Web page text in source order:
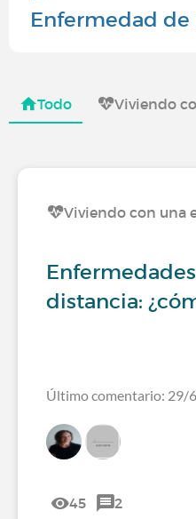
Enfermedad de
Todo Viviendo
Viviendo con una
distancia:
Último comentario: 29/
45 2